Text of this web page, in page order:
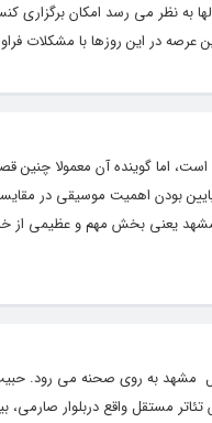
نظر می رسد امکان برگزاری
عرصه در این روزها با مشکلات
اما گوینده آن معمولا چنین
بودن اهمیت موسیقی در
یعنی بخش مهم و عظیمی از
مشهد به روی صحنه می رود.